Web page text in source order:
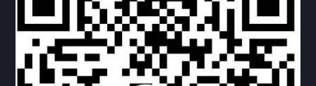
下载与支持
资料下载 视频中心
常见问题